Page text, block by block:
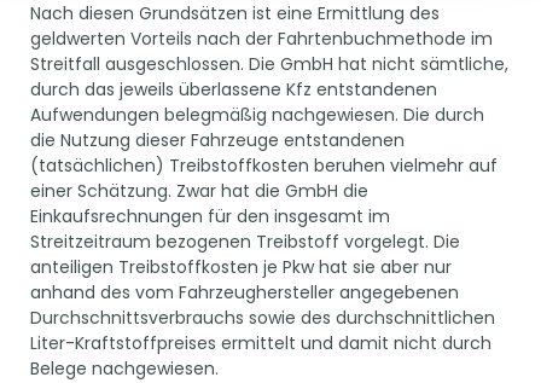
Nach diesen Grundsätzen ist eine Ermittlung des
geldwerten Vorteils nach der Fahrtenbuchmethode im
Streitfall ausgeschlossen. Die GmbH hat nicht sämtliche,
durch das jeweils überlassene Kfz entstandenen
Aufwendungen belegmäßig nachgewiesen. Die durch
die Nutzung dieser Fahrzeuge entstandenen
(tatsächlichen) Treibstoffkosten beruhen vielmehr auf
einer Schätzung. Zwar hat die GmbH die
Einkaufsrechnungen für den insgesamt im
Streitzeitraum bezogenen Treibstoff vorgelegt. Die
anteiligen Treibstoffkosten je Pkw hat sie aber nur
anhand des vom Fahrzeughersteller angegebenen
Durchschnittsverbrauchs sowie des durchschnittlichen
Liter-Kraftstoffpreises ermittelt und damit nicht durch
Belege nachgewiesen.